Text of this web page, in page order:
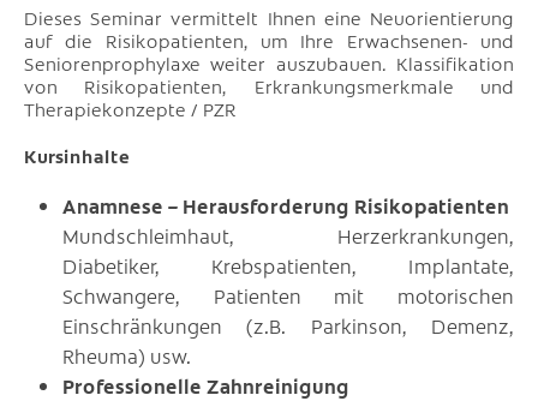
Dieses Seminar vermittelt Ihnen eine Neuorientierung
auf die Risikopatienten, um Ihre Erwachsenen- und
Seniorenprophylaxe weiter auszubauen. Klassifikation
von Risikopatienten, Erkrankungsmerkmale und
Therapiekonzepte / PZR
Kursinhalte
Anamnese – Herausforderung Risikopatienten
Mundschleimhaut, Herzerkrankungen,
Diabetiker, Krebspatienten, Implantate,
Schwangere, Patienten mit motorischen
Einschränkungen (z.B. Parkinson, Demenz,
Rheuma) usw.
Professionelle Zahnreinigung